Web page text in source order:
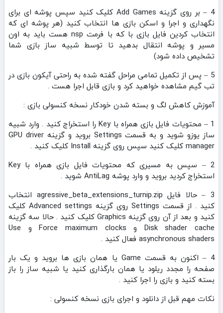
4 – بر روی گزینه Add Games کلیک کنید سپس پوشه ای برای
نگهداری و اجرا و اسکن بازی ها انتخاب کنید (هر پوشه ای که
انتخاب کردین فایل بازی با که با فرمت nsp هست باید به اون
مسیر و پوشه انتقال بدهید تا توسط شبیه ساز بازی شما
تشخیص داده شود)
5 – پس از تکمیل تمامی مراحل گفته شده به راحتی آیکون بازی در
تب گیم مشاهده خواهید کرد و بازی قابل اجرا هست .
آموزش کاهش لگ و بسته شدن خودکار نسخه کنسولی بازی :
1 – محتویات فایل بازی همراه با Key را استخراج کنید . وارد شبیه
ساز یوزو شوید و به قسمت Settings بروید و گزینه GPU driver
manager کلیک کنید سپس روی گزینه Install کلیک کنید .
2 – سپس به مسیری که محتویات فایل بازی همراه با Key
استخراج کردید بروید و وارد پوشه AntiLag شوید .
3 – حالا فایل agressive_beta_extensions_turnip.zip انتخاب
کنید . از قسمت Settings روی گزینه Advanced settings کلیک
کنید و بعد از آن روی گزینه Graphics کلیک کنید . حالا سه گزینه
Disk shader cache و Force maximum clocks و Use
asynchronous shaders فعال کنید .
4 – اکنون به قسمت Game یا همان بازی ها بروید و یک بار
صفحه را مجدد ریلود یا همان بارگذاری کنید یا شبیه ساز را باز
بسته کنید و بازی را اجرا کنید .
نکات مهم قبل از دانلود و اجرای بازی نسخه کنسولی :